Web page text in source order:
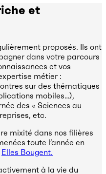
et
proposés. Ils ont
dans votre parcours
et vos
métier :
sur des thématiques
mobiles…),
des « Sciences au
etc.
mixité dans nos filières
toute l’année en
Elles Bougent.
à la vie du